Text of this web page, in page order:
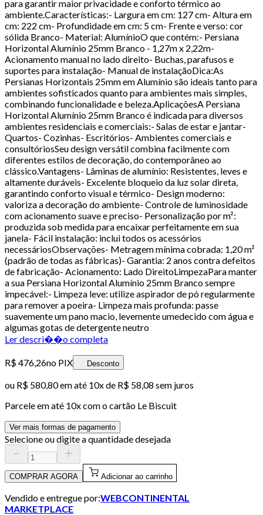
para garantir maior privacidade e conforto térmico ao
ambiente.Características:- Largura em cm: 127 cm- Altura em
cm: 222 cm- Profundidade em cm: 5 cm- Frente e verso: cor
sólida Branco- Material: AlumínioO que contém:- Persiana
Horizontal Alumínio 25mm Branco - 1,27m x 2,22m-
Acionamento manual no lado direito- Buchas, parafusos e
suportes para instalação- Manual de instalaçãoDica:As
Persianas Horizontais 25mm em Alumínio são ideais tanto para
ambientes sofisticados quanto para ambientes mais simples,
combinando funcionalidade e beleza.AplicaçõesA Persiana
Horizontal Alumínio 25mm Branco é indicada para diversos
ambientes residenciais e comerciais:- Salas de estar e jantar-
Quartos- Cozinhas- Escritórios- Ambientes comerciais e
consultóriosSeu design versátil combina facilmente com
diferentes estilos de decoração, do contemporâneo ao
clássico.Vantagens- Lâminas de alumínio: Resistentes, leves e
altamente duráveis- Excelente bloqueio da luz solar direta,
garantindo conforto visual e térmico- Design moderno:
valoriza a decoração do ambiente- Controle de luminosidade
com acionamento suave e preciso- Personalização por m²:
produzida sob medida para encaixar perfeitamente em sua
janela- Fácil instalação: inclui todos os acessórios
necessáriosObservações- Metragem mínima cobrada: 1,20 m²
(padrão de todas as fábricas)- Garantia: 2 anos contra defeitos
de fabricação- Acionamento: Lado DireitoLimpezaPara manter
a sua Persiana Horizontal Alumínio 25mm Branco sempre
impecável:- Limpeza leve: utilize aspirador de pó regularmente
para remover a poeira- Limpeza mais profunda: passe
suavemente um pano macio, levemente umedecido com água e
algumas gotas de detergente neutro
Ler descri��o completa
R$ 476,26no PIX Desconto
ou R$ 580,80em até 10x de R$ 58,08 sem juros
Parcele em até 10x com o cartão Le Biscuit
Ver mais formas de pagamento
Selecione ou digite a quantidade desejada
COMPRAR AGORA Adicionar ao carrinho
Vendido e entregue por:WEBCONTINENTAL
MARKETPLACE